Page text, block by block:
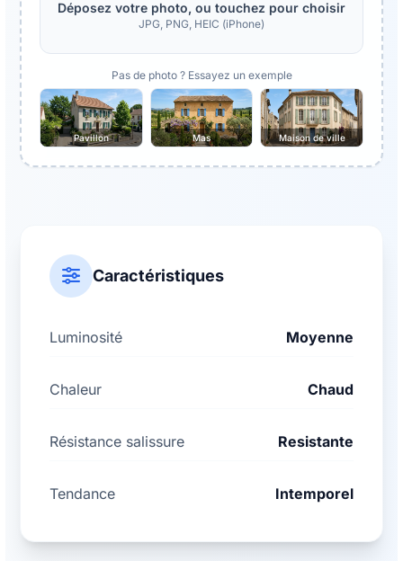
Déposez votre photo, ou touchez pour choisir
JPG, PNG, HEIC (iPhone)
Pas de photo ? Essayez un exemple
Pavillon Mas Maison de ville
Caractéristiques
Luminosité Moyenne
Chaleur Chaud
Résistance salissure Resistante
Tendance Intemporel